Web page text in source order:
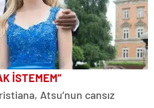
İSTEMEM”
Atsu’nun cansız